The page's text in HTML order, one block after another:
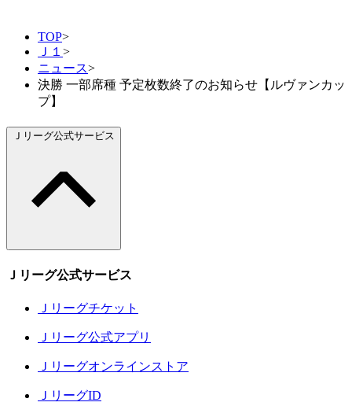
TOP>
Ｊ１ >
ニュース>
決勝 一部席種 予定枚数終了のお知らせ【ルヴァンカッ
プ】
Ｊリーグ公式サービス
Ｊリーグ公式サービス
Ｊリーグチケット
Ｊリーグ公式アプリ
Ｊリーグオンラインストア
ＪリーグID